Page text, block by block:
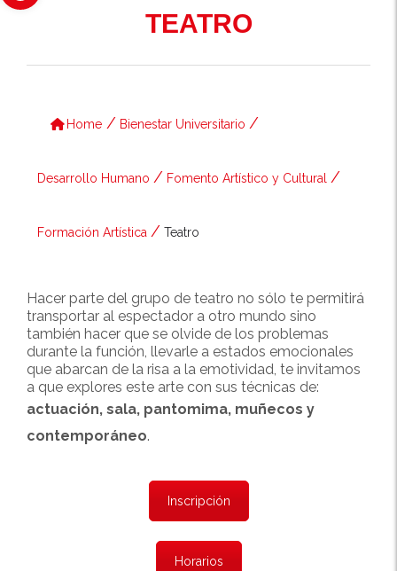
TEATRO
Home / Bienestar Universitario /
Desarrollo Humano / Fomento Artístico y Cultural /
Formación Artística / Teatro
Hacer parte del grupo de teatro no sólo te permitirá
transportar al espectador a otro mundo sino
también hacer que se olvide de los problemas
durante la función, llevarle a estados emocionales
que abarcan de la risa a la emotividad, te invitamos
a que explores este arte con sus técnicas de:
actuación, sala, pantomima, muñecos y
contemporáneo.
Inscripción
Horarios